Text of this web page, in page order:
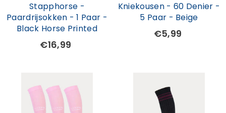
Stapphorse -
Paardrijsokken - 1 Paar -
Black Horse Printed
€16,99
Kniekousen - 60 Denier -
5 Paar - Beige
€5,99